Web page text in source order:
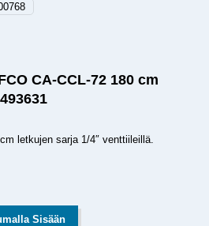
CA-CCL-72 180 cm
letkujen sarja 1/4″ venttiileillä.
Sisään